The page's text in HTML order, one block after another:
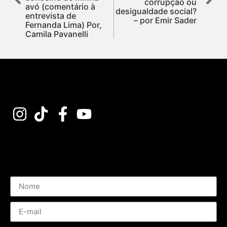
avó (comentário à
entrevista de
Fernanda Lima) Por,
Camila Pavanelli
desigualdade social?
– por Emir Sader